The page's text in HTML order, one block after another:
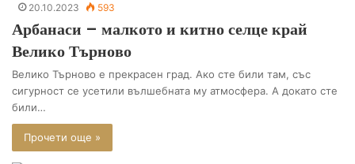
20.10.2023 593
Арбанаси – малкото и китно селце край
Велико Търново
Велико Търново е прекрасен град. Ако сте били там, със
сигурност се усетили вълшебната му атмосфера. А докато сте
били…
Прочети още »